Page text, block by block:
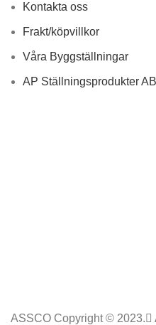
Kontakta oss
Frakt/köpvillkor
Våra Byggställningar
AP Ställningsprodukter AB
ASSCO Copyright © 2023.